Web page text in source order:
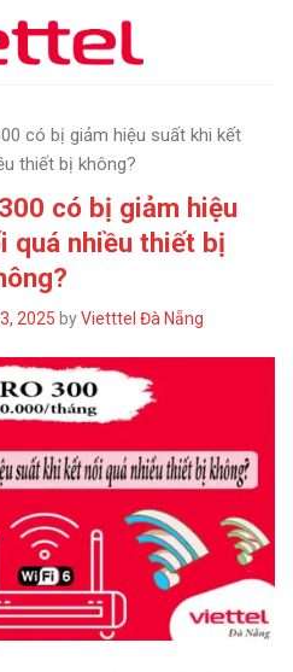
có bị giảm hiệu suất khi kết
thiết bị không?
có bị giảm hiệu
quá nhiều thiết bị
2025 byVietttel Đà Nẵng